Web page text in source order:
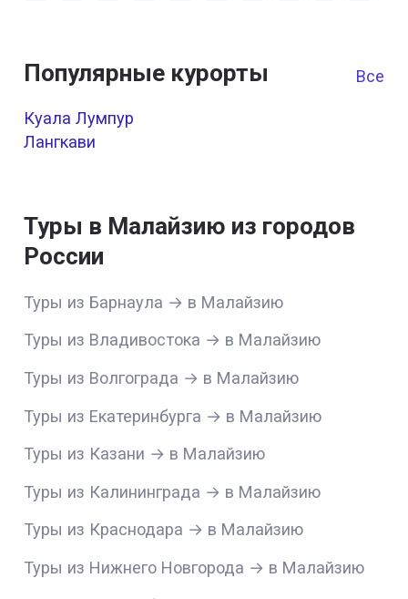
Популярные курорты Все
Куала Лумпур
Лангкави
Туры в Малайзию из городов
России
Туры из Барнаула → в Малайзию
Туры из Владивостока → в Малайзию
Туры из Волгограда → в Малайзию
Туры из Екатеринбурга → в Малайзию
Туры из Казани → в Малайзию
Туры из Калининграда → в Малайзию
Туры из Краснодара → в Малайзию
Туры из Нижнего Новгорода → в Малайзию